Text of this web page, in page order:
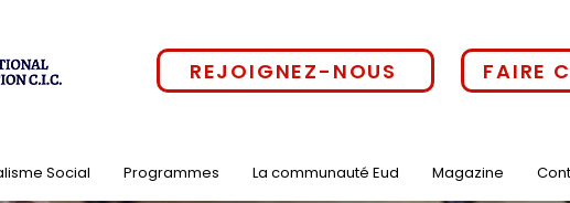
REJOIGNEZ-NOUS FAIRE
Social Programmes La communauté Eud Magazine